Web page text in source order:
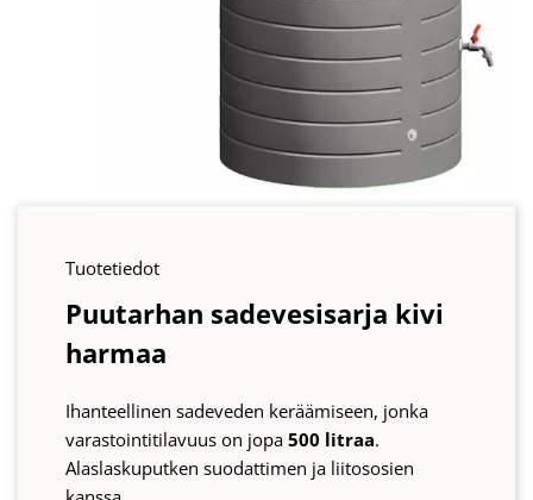
Tuotetiedot
Puutarhan sadevesisarja kivi
harmaa
Ihanteellinen sadeveden keräämiseen, jonka
varastointitilavuus on jopa 500 litraa.
Alaslaskuputken suodattimen ja liitososien